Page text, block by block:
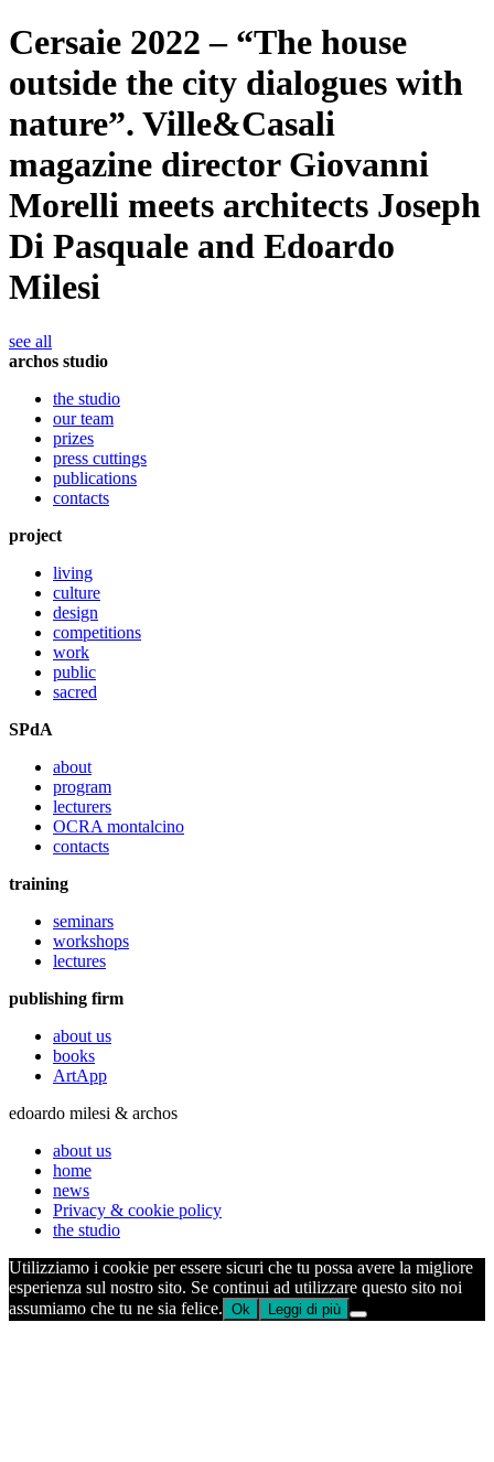
Cersaie 2022 – “The house
outside the city dialogues with
nature”. Ville&Casali
magazine director Giovanni
Morelli meets architects Joseph
Di Pasquale and Edoardo
Milesi
see all
archos studio
the studio
our team
prizes
press cuttings
publications
contacts
project
living
culture
design
competitions
work
public
sacred
SPdA
about
program
lecturers
OCRA montalcino
contacts
training
seminars
workshops
lectures
publishing firm
about us
books
ArtApp
edoardo milesi & archos
about us
home
news
Privacy & cookie policy
the studio
Utilizziamo i cookie per essere sicuri che tu possa avere la migliore
esperienza sul nostro sito. Se continui ad utilizzare questo sito noi
assumiamo che tu ne sia felice. Ok Leggi di più